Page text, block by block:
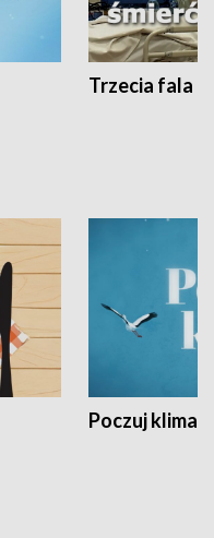
Trzecia fala -
Poczuj klimat